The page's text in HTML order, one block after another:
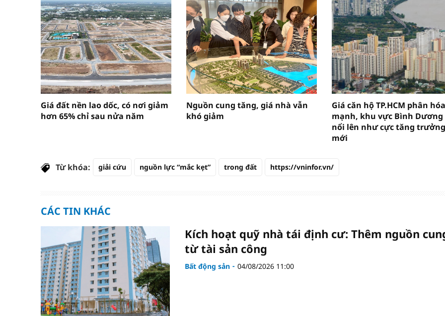
Giá đất nền lao dốc, có nơi giảm
hơn 65% chỉ sau nửa năm
Nguồn cung tăng, giá nhà vẫn
khó giảm
Giá căn hộ TP.HCM phân hóa
mạnh, khu vực Bình Dương
nổi lên như cực tăng trưởng
mới
Từ khóa: giải cứu nguồn lực “mắc kẹt” trong đất https://vninfor.vn/
CÁC TIN KHÁC
Kích hoạt quỹ nhà tái định cư: Thêm nguồn
từ tài sản công
Bất động sản 04/08/2026 11:00